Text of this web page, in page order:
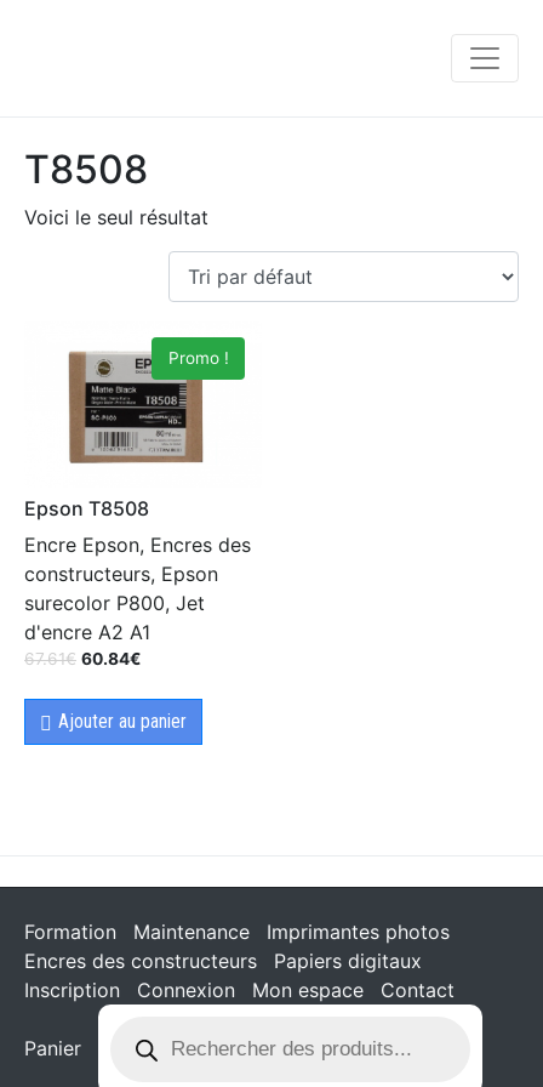
T8508
Voici le seul résultat
Promo !
Epson T8508
Encre Epson, Encres des
constructeurs, Epson
surecolor P800, Jet
d'encre A2 A1
67.61€ 60.84€
Ajouter au panier
Formation Maintenance
Imprimantes photos
Encres des constructeurs
Papiers digitaux
Inscription
Connexion Mon espace Contact
Panier